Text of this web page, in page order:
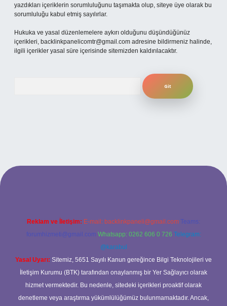
yazdıkları içeriklerin sorumluluğunu taşımakta olup, siteye üye olarak bu
sorumluluğu kabul etmiş sayılırlar.
Hukuka ve yasal düzenlemelere aykırı olduğunu düşündüğünüz
içerikleri, backlinkpanelicomtr@gmail.com adresine bildirmeniz halinde,
ilgili içerikler yasal süre içerisinde sitemizden kaldırılacaktır.
bahis sitesi
Reklam ve İletişim: E-mail: backlinkpaneli@gmail.com Teams:
forumhizmeti@gmail.com Whatsapp: 0262 606 0 726 Telegram:
@karabul
Yasal Uyarı: Sitemiz, 5651 Sayılı Kanun gereğince Bilgi Teknolojileri ve
İletişim Kurumu (BTK) tarafından onaylanmış bir Yer Sağlayıcı olarak
hizmet vermektedir. Bu nedenle, sitedeki içerikleri proaktif olarak
denetleme veya araştırma yükümlülüğümüz bulunmamaktadır. Ancak,